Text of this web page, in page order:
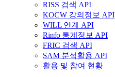
RISS 검색 API
KOCW 강의정보 API
WILL 연계 API
Rinfo 통계정보 API
FRIC 검색 API
SAM 분석활용 API
활용 및 참여 현황